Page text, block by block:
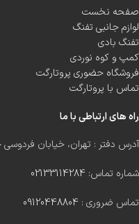
صفحه نخست
لوازم جانبی تفنگ
تفنگ بادی
کمپ و کوه نوردی
فروشگاه حضوری پروتارگت
تماس با پروتارگت
راه های ارتباطی با ما
آدرس دفتر : تهران، خیابان فردوسی
شماره تماس: 02133114284
تماس ضروری : 09120448804